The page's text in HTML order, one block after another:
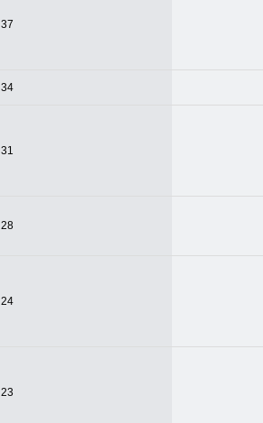
37
34
31
28
24
23